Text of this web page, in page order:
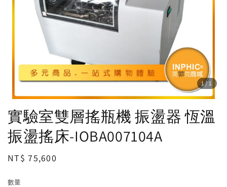
1/1
實驗室雙層搖瓶機 振盪器 恆溫
振盪搖床-IOBA007104A
Regular
NT$ 75,600
數量